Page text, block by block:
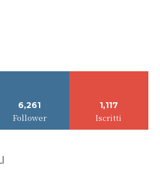
6,261
Follower
1,117
Iscritti